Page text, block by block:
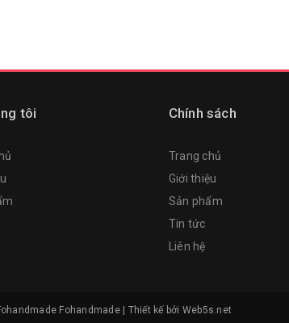
tôi Chính sách
Trang chủ
Giới thiệu
Sản phẩm
Tin tức
Liên hệ
Fohandmade Thiết kế bởi Web5s.net